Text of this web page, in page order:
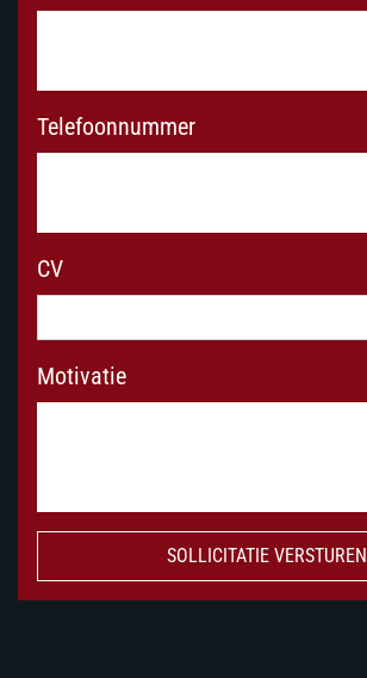
Telefoonnummer
CV
Motivatie
SOLLICITATIE VERSTUREN